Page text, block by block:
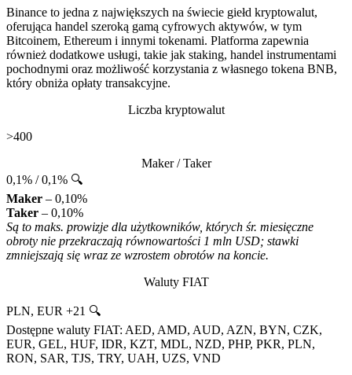
Binance to jedna z największych na świecie giełd kryptowalut,
oferująca handel szeroką gamą cyfrowych aktywów, w tym
Bitcoinem, Ethereum i innymi tokenami. Platforma zapewnia
również dodatkowe usługi, takie jak staking, handel instrumentami
pochodnymi oraz możliwość korzystania z własnego tokena BNB,
który obniża opłaty transakcyjne.
Liczba kryptowalut
>400
Maker / Taker
0,1% / 0,1% 🔍
Maker – 0,10%
Taker – 0,10%
Są to maks. prowizje dla użytkowników, których śr. miesięczne
obroty nie przekraczają równowartości 1 mln USD; stawki
zmniejszają się wraz ze wzrostem obrotów na koncie.
Waluty FIAT
PLN, EUR +21 🔍
Dostępne waluty FIAT: AED, AMD, AUD, AZN, BYN, CZK,
EUR, GEL, HUF, IDR, KZT, MDL, NZD, PHP, PKR, PLN,
RON, SAR, TJS, TRY, UAH, UZS, VND